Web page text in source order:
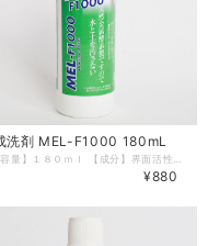
洗剤 MEL-F1000 180mL
¥880